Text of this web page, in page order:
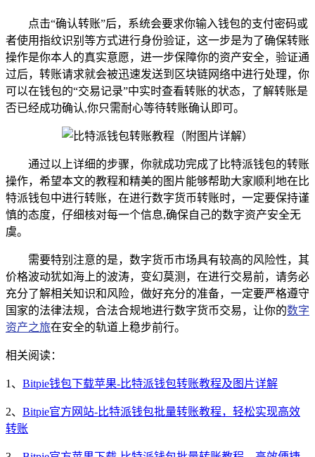
点击“确认转账”后，系统会要求你输入钱包的支付密码或
者使用指纹识别等方式进行身份验证，这一步是为了确保转账
操作是你本人的真实意愿，进一步保障你的资产安全，验证通
过后，转账请求就会被迅速发送到区块链网络中进行处理，你
可以在钱包的“交易记录”中实时查看转账的状态，了解转账是
否已经成功确认,你只需耐心等待转账确认即可。
通过以上详细的步骤，你就成功完成了比特派钱包的转账
操作，希望本文的教程和精美的图片能够帮助大家顺利地在比
特派钱包中进行转账，在进行数字货币转账时，一定要保持谨
慎的态度，仔细核对每一个信息,确保自己的数字资产安全无
虞。
需要特别注意的是，数字货币市场具有较高的风险性，其
价格波动犹如海上的波涛，变幻莫测，在进行交易前，请务必
充分了解相关知识和风险，做好充分的准备，一定要严格遵守
国家的法律法规，合法合规地进行数字货币交易，让你的数字
资产之旅在安全的轨道上稳步前行。
相关阅读：
1、 Bitpie钱包下载苹果-比特派钱包转账教程及图片详解
2、 Bitpie官方网站-比特派钱包批量转账教程，轻松实现高效
转账